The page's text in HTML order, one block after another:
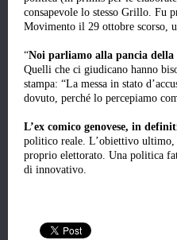
consapevole lo stesso Grillo. Fu
Movimento il 29 ottobre scorso,
“Noi parliamo alla pancia della
Quelli che ci giudicano hanno
stampa: “La messa in stato
dovuto, perché lo percepiamo
L’ex comico genovese, in
politico reale. L’obiettivo ultimo,
proprio elettorato. Una politica
di innovativo.